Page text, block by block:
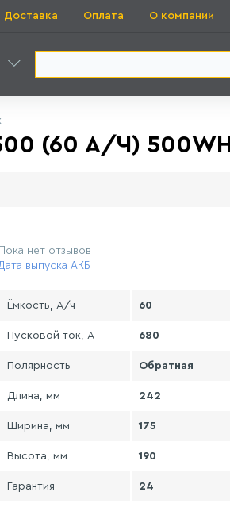
Доставка Оплата О компании
(60 А/Ч)
нет отзывов
выпуска АКБ
Ёмкость, А/ч 60
Пусковой ток, А 680
Полярность Обратная
Длина, мм 242
Ширина, мм 175
Высота, мм 190
Гарантия 24